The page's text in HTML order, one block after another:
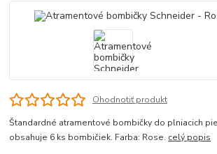
Ohodnotiť produkt
Štandardné atramentové bombičky do plniacich
obsahuje 6 ks bombičiek. Farba: Rose. celý popis